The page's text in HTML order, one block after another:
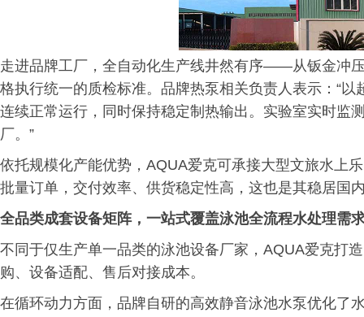
走进品牌工厂，全自动化生产线井然有序——从钣金冲
格执行统一的质检标准。品牌热泵相关负责人表示：“
连续正常运行，同时保持稳定制热输出。实验室实时监
厂。”
依托规模化产能优势，AQUA爱克可承接大型文旅水上
批量订单，交付效率、供货稳定性高，这也是其稳居国
全品类成套设备矩阵，一站式覆盖泳池全流程水处理需
不同于仅生产单一品类的泳池设备厂家，AQUA爱克打
购、设备适配、售后对接成本。
在循环动力方面，品牌自研的高效静音泳池水泵优化了